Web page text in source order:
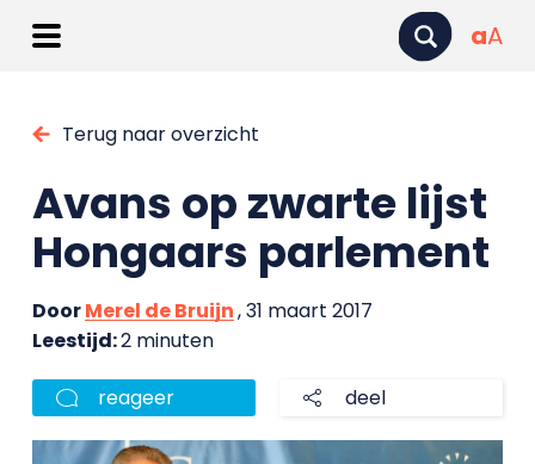
aA
Terug naar overzicht
Avans op zwarte lijst
Hongaars parlement
DoorMerel de Bruijn, 31 maart 2017
Leestijd:2 minuten
reageer deel